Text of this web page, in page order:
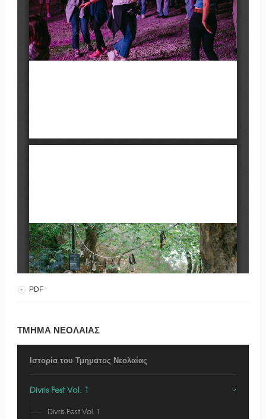
PDF
ΤΜΗΜΑ ΝΕΟΛΑΙΑΣ
Ιστορία του Τμήματος Νεολαίας
Divris Fest Vol. 1
Divris Fest Vol. 1